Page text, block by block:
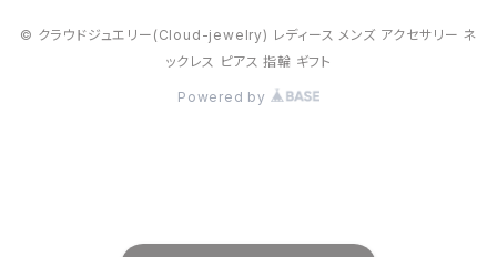
© クラウドジュエリー(Cloud-jewelry) レディース メンズ アクセサリー ネ
ックレス ピアス 指輪 ギフト
Powered by